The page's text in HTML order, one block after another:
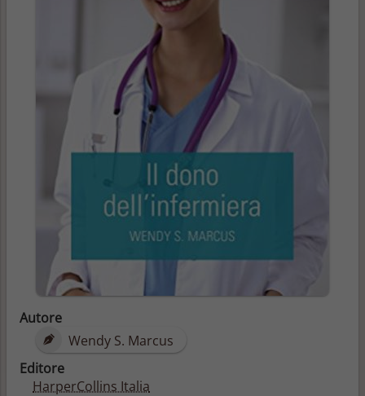
Autore
Wendy S. Marcus
Editore
HarperCollins Italia